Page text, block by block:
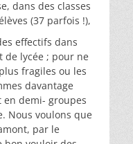
dans des classes
(37 parfois !),
effectifs dans
de lycée ; pour ne
fragiles ou les
davantage
en demi- groupes
Nous voulons que
par le